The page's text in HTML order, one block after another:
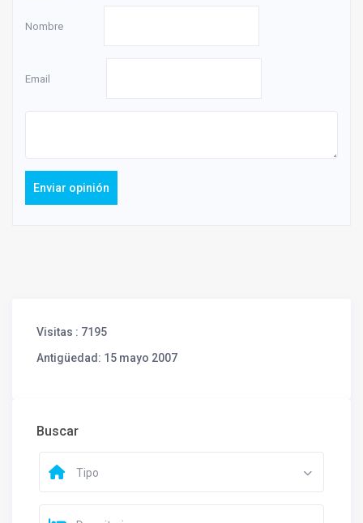
Nombre
Email
Enviar opinión
Visitas : 7195
Antigüedad : 15 mayo 2007
Buscar
Tipo